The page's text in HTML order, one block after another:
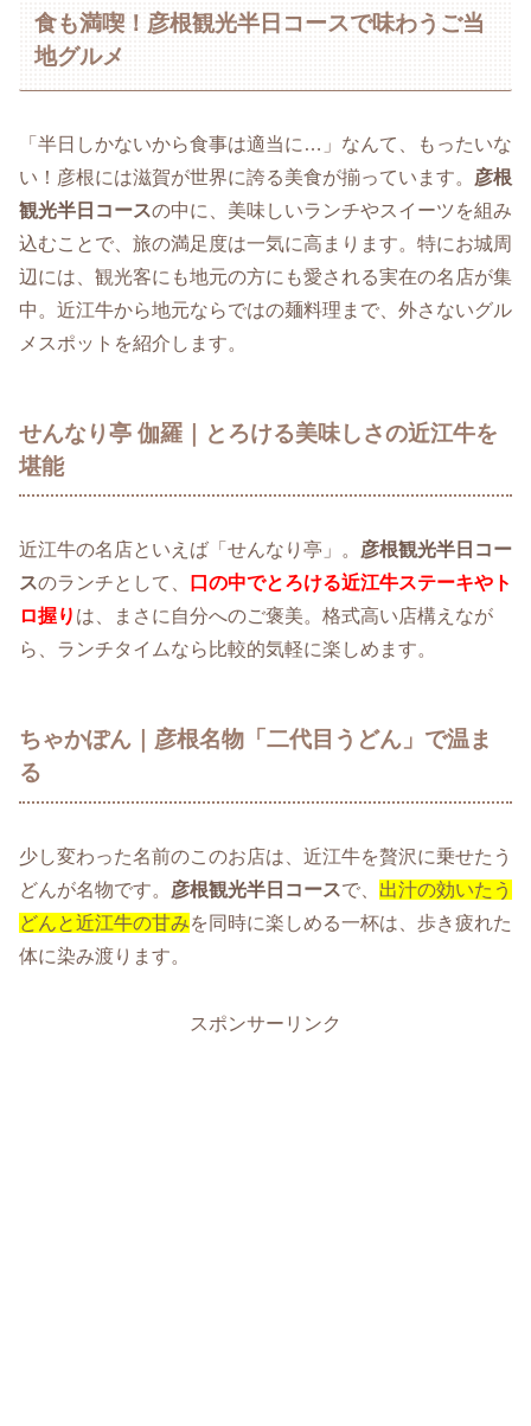
食も満喫！彦根観光半日コースで味わうご当
地グルメ
「半日しかないから食事は適当に…」なんて、もったいな
い！彦根には滋賀が世界に誇る美食が揃っています。 彦根
観光半日コースの中に、美味しいランチやスイーツを組み
込むことで、旅の満足度は一気に高まります。特にお城周
辺には、観光客にも地元の方にも愛される実在の名店が集
中。近江牛から地元ならではの麺料理まで、外さないグル
メスポットを紹介します。
せんなり亭 伽羅｜とろける美味しさの近江牛を
堪能
近江牛の名店といえば「せんなり亭」。 彦根観光半日コー
スのランチとして、
口の中でとろける近江牛ステーキやト
ロ握り は、まさに自分へのご褒美。格式高い店構えなが
ら、ランチタイムなら比較的気軽に楽しめます。
ちゃかぽん｜彦根名物「二代目うどん」で温ま
る
少し変わった名前のこのお店は、近江牛を贅沢に乗せたう
どんが名物です。 彦根観光半日コースで、 出汁の効いたう
どんと近江牛の甘みを同時に楽しめる一杯は、歩き疲れた
体に染み渡ります。
スポンサーリンク